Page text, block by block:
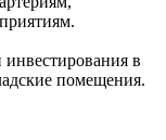
в
помещения.